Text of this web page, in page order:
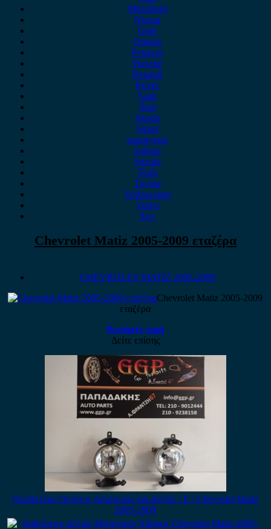
Mitsubishi
Nissan
Opel
Omoda
Peugeot
Porsche
Renault
Rover
Saab
Seat
Skoda
Smart
ssangyong
Subaru
Suzuki
Tesla
Toyota
Volkswagen
Volvo
Xev
Chevrolet Matiz 2005-2009 εταζέρα
CHEVROLET MATIZ 2005-2009
Chevrolet Matiz 2005-2009
εταζέρα
Ρωτήστε τιμή
Δείτε επίσης
Προβολέας Ομίχλης Αριστερός και Δεξιός / Ε / Chevrolet Matiz
2005-2009